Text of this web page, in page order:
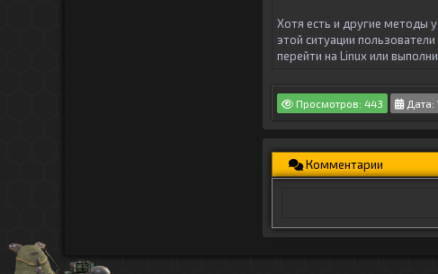
Хотя есть и другие методы
этой ситуации
перейти на Linux или
Просмотров: 443 Дата:
Комментарии